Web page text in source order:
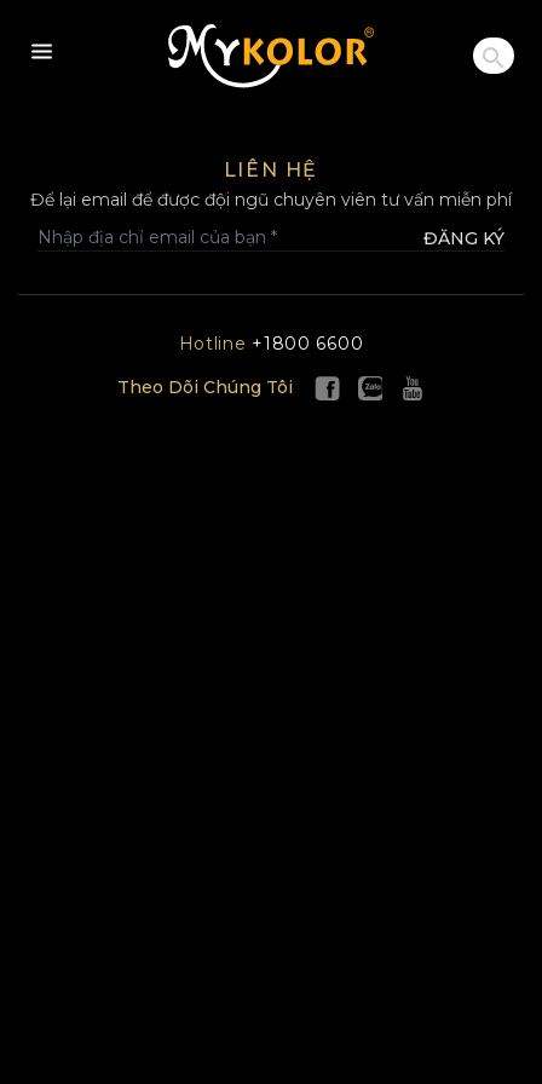
MYKOLOR
LIÊN HỆ
Để lại email để được đội ngũ chuyên viên tư vấn miễn phí
ĐĂNG KÝ
Hotline +1800 6600
Theo Dõi Chúng Tôi